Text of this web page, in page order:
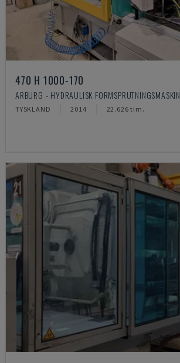
470 H 1000-170
ARBURG - HYDRAULISK FORMSPRUTNINGSMASKIN
TYSKLAND 2014 22.626 tim.